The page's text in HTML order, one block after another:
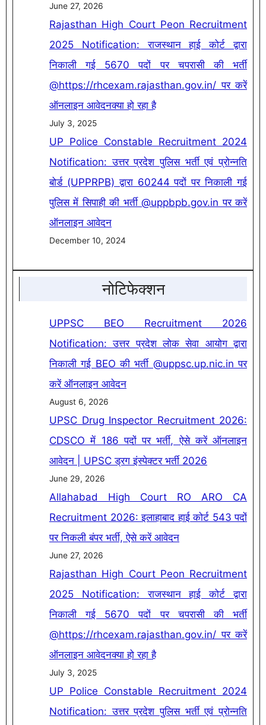
June 27, 2026
Rajasthan High Court Peon Recruitment
2025 Notification: राजस्थान हाई कोर्ट द्वारा
निकाली गई 5670 पदों पर चपरासी की भर्ती
@https://rhcexam.rajasthan.gov.in/ पर करें
ऑनलाइन आवेदनक्या हो रहा है
July 3, 2025
UP Police Constable Recruitment 2024
Notification: उत्तर प्रदेश पुलिस भर्ती एवं प्रोन्नति
बोर्ड (UPPRPB) द्वारा 60244 पदों पर निकाली गई
पुलिस में सिपाही की भर्ती @uppbpb.gov.in पर करें
ऑनलाइन आवेदन
December 10, 2024
नोटिफेक्शन
UPPSC BEO Recruitment 2026
Notification: उत्तर प्रदेश लोक सेवा आयोग द्वारा
निकाली गई BEO की भर्ती @uppsc.up.nic.in पर
करें ऑनलाइन आवेदन
August 6, 2026
UPSC Drug Inspector Recruitment 2026:
CDSCO में 186 पदों पर भर्ती, ऐसे करें ऑनलाइन
आवेदन | UPSC ड्रग इंस्पेक्टर भर्ती 2026
June 29, 2026
Allahabad High Court RO ARO CA
Recruitment 2026: इलाहाबाद हाई कोर्ट 543 पदों
पर निकली बंपर भर्ती, ऐसे करें आवेदन
June 27, 2026
Rajasthan High Court Peon Recruitment
2025 Notification: राजस्थान हाई कोर्ट द्वारा
निकाली गई 5670 पदों पर चपरासी की भर्ती
@https://rhcexam.rajasthan.gov.in/ पर करें
ऑनलाइन आवेदनक्या हो रहा है
July 3, 2025
UP Police Constable Recruitment 2024
Notification: उत्तर प्रदेश पुलिस भर्ती एवं प्रोन्नति